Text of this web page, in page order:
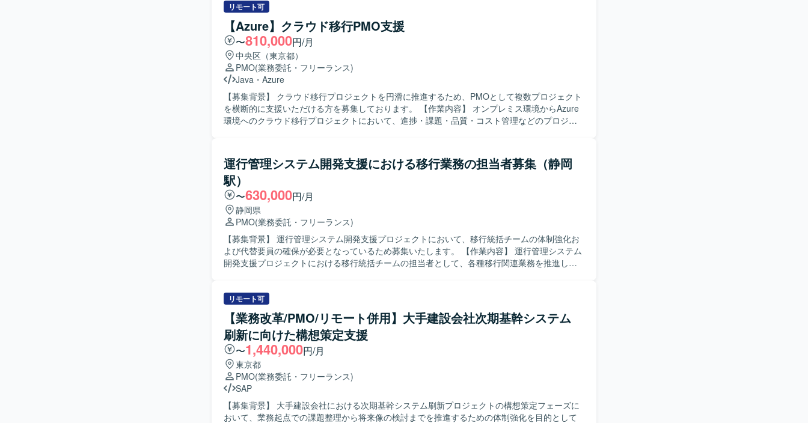
ェーズに向けた検討資料やドキュメントを作成します。 ・クライアントとのディスカッション
を通じて改善提案を行います。 ・プロジェクト全体の推進およびデリバリー支援を行います。
【求める人物像】 役職者を含む多様なステークホルダーと臆することなくコミュニケーション
ができる方を求めています。 自ら課題を見つけ、主体的に解決に向けて推進できる方を歓迎い
たします。 【ポジションの魅力】 公共DX領域における大規模プロジェクトに参画し、複数プロ
ジェクトを横断した上流工程に携わることができます。 行政サービスのデジタル化を通じて社
会的インパクトの大きい変革に関わることができ、コンサルティングスキルやプロジェクト推
進力を高められるポジションです。 【開発環境】 業務特性上、特定の技術スタックに依存しな
いコンサルティング・PMO支援が中心となります。
リモート可
【Azure】クラウド移行PMO支援
〜810,000円/月
中央区（東京都）
PMO(業務委託・フリーランス)
Java ・ Azure
【募集背景】 クラウド移行プロジェクトを円滑に推進するため、PMOとして複数プロジェクト
を横断的に支援いただける方を募集しております。 【作業内容】 オンプレミス環境からAzure
環境へのクラウド移行プロジェクトにおいて、進捗・課題・品質・コスト管理などのプロジェ
ルを用いたタスク管理や成果物レビュー、品質レビューなども行っていただきます。 【求める
人物像】 ステークホルダーと円滑にコミュニケーションが取れ、主体的に課題を発見・解決に
導いていただける方を求めております。 複数プロジェクトを並行して推進できる調整力と、ク
ラウド移行に関する知見を活かしてご活躍いただける方が望ましいです。 【ポジションの魅
力】 大規模なクラウド移行プロジェクトにPMOとして参画し、進捗・課題・品質・コスト管理
などプロジェクトマネジメント全般に関わることができます。 海外オフショアチームとの連携
を通じて、グローバルな環境でのプロジェクト推進経験を積んでいただけます。 【開発環境】
Azure環境を中心としたクラウド基盤上でのシステム開発・移行プロジェクトとなります。 プ
ロジェクト管理にはJIRAやRedmine、Asanaなどのツールを利用いたします。
運行管理システム開発支援における移行業務の担当者募集（静岡
駅）
〜630,000円/月
静岡県
PMO(業務委託・フリーランス)
【募集背景】 運行管理システム開発支援プロジェクトにおいて、移行統括チームの体制強化お
よび代替要員の確保が必要となっているため募集いたします。 【作業内容】 運行管理システム
開発支援プロジェクトにおける移行統括チームの担当者として、各種移行関連業務を推進して
みに関する確認・修正業務などを担当していただきます。また、データ移行チーム、運用チー
ム、進捗管理チームなどの関連部署と連携しながら業務を進めていただきます。 【求める人物
像】 関係部署との連携が多いため、コミュニケーションを取りながら物事を前に進めていける
方を求めております。ドキュメント作成や説明が多く発生するため、内容を分かりやすく整理
し、関係者に丁寧に伝えることができる方が望ましいです。移行方針の検討や確認作業におい
て、自ら課題を発見し、主体的に改善に取り組んでいただける方を歓迎いたします。 【ポジシ
ョンの魅力】 大規模な運行管理システムの開発支援において、移行統括チームの一員として上
流から移行全体を俯瞰しながら業務を推進できるポジションです。データ移行チームや運用チ
ームなど複数の関係者と連携することで、システム全体の構造や運用を幅広く理解できる環境
です。ドキュメンテーションや説明資料作成、勉強会開催などを通じて、移行業務に関する知
見を深めつつ、調整力や説明力も高めていただけます。 【開発環境】 運行管理システムに関す
リモート可
【業務改革/PMO/リモート併用】大手建設会社次期基幹システム
刷新に向けた構想策定支援
〜1,440,000円/月
東京都
PMO(業務委託・フリーランス)
SAP
【募集背景】 大手建設会社における次期基幹システム刷新プロジェクトの構想策定フェーズに
おいて、業務起点での課題整理から将来像の検討までを推進するための体制強化を目的として